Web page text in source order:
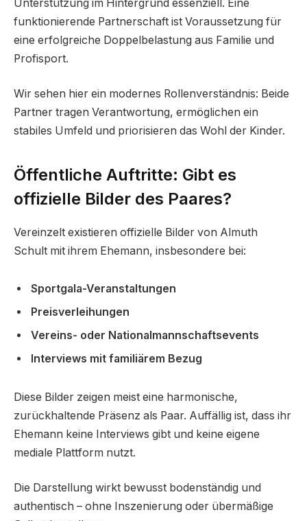
Unterstützung im Hintergrund essenziell. Eine
funktionierende Partnerschaft ist Voraussetzung für
eine erfolgreiche Doppelbelastung aus Familie und
Profisport.
Wir sehen hier ein modernes Rollenverständnis: Beide
Partner tragen Verantwortung, ermöglichen ein
stabiles Umfeld und priorisieren das Wohl der Kinder.
Öffentliche Auftritte: Gibt es
offizielle Bilder des Paares?
Vereinzelt existieren offizielle Bilder von Almuth
Schult mit ihrem Ehemann, insbesondere bei:
Sportgala-Veranstaltungen
Preisverleihungen
Vereins- oder Nationalmannschaftsevents
Interviews mit familiärem Bezug
Diese Bilder zeigen meist eine harmonische,
zurückhaltende Präsenz als Paar. Auffällig ist, dass ihr
Ehemann keine Interviews gibt und keine eigene
mediale Plattform nutzt.
Die Darstellung wirkt bewusst bodenständig und
authentisch – ohne Inszenierung oder übermäßige